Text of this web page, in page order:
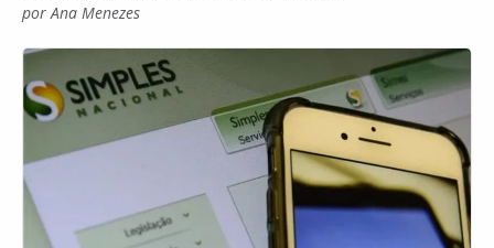
por Ana Menezes